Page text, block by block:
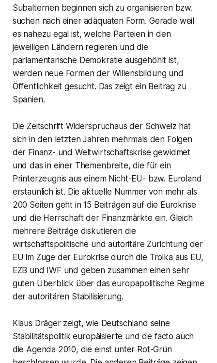
Subalternen beginnen sich zu organisieren bzw.
suchen nach einer adäquaten Form. Gerade weil
es nahezu egal ist, welche Parteien in den
jeweiligen Ländern regieren und die
parlamentarische Demokratie ausgehöhlt ist,
werden neue Formen der Willensbildung und
Öffentlichkeit gesucht. Das zeigt ein Beitrag zu
Spanien.
Die Zeitschrift Widerspruchaus der Schweiz hat
sich in den letzten Jahren mehrmals den Folgen
der Finanz- und Weltwirtschaftskrise gewidmet
und das in einer Themenbreite, die für ein
Printerzeugnis aus einem Nicht-EU- bzw. Euroland
erstaunlich ist. Die aktuelle Nummer von mehr als
200 Seiten geht in 15 Beiträgen auf die Eurokrise
und die Herrschaft der Finanzmärkte ein. Gleich
mehrere Beiträge diskutieren die
wirtschaftspolitische und autoritäre Zurichtung der
EU im Zuge der Eurokrise durch die Troika aus EU,
EZB und IWF und geben zusammen einen sehr
guten Überblick über das europapolitische Regime
der autoritären Stabilisierung.
Klaus Dräger zeigt, wie Deutschland seine
Stabilitätspolitik europäisierte und de facto auch
die Agenda 2010, die einst unter Rot-Grün